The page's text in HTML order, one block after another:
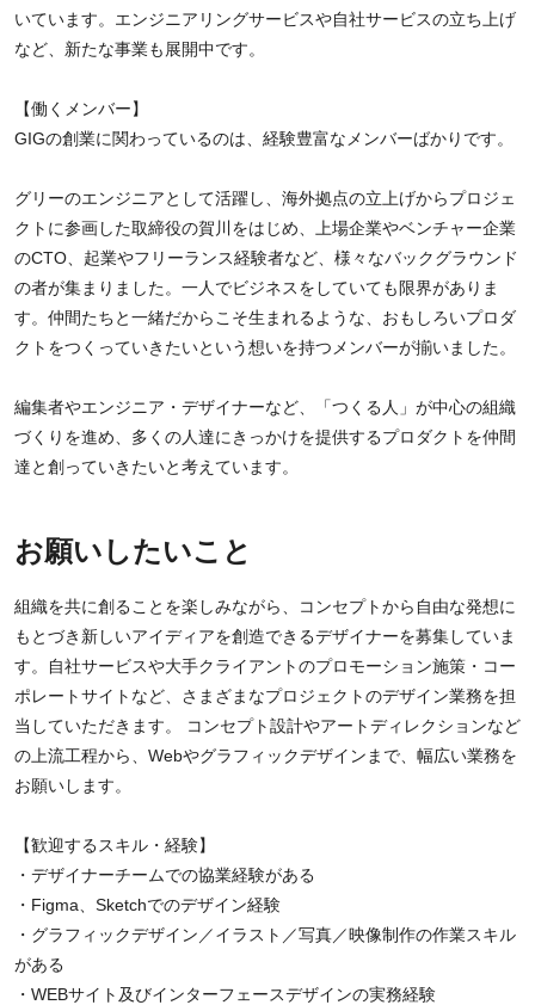
いています。エンジニアリングサービスや自社サービスの立ち上げ
など、新たな事業も展開中です。
【働くメンバー】
GIGの創業に関わっているのは、経験豊富なメンバーばかりです。
グリーのエンジニアとして活躍し、海外拠点の立上げからプロジェ
クトに参画した取締役の賀川をはじめ、上場企業やベンチャー企業
のCTO、起業やフリーランス経験者など、様々なバックグラウンド
の者が集まりました。一人でビジネスをしていても限界がありま
す。仲間たちと一緒だからこそ生まれるような、おもしろいプロダ
クトをつくっていきたいという想いを持つメンバーが揃いました。
編集者やエンジニア・デザイナーなど、「つくる人」が中心の組織
づくりを進め、多くの人達にきっかけを提供するプロダクトを仲間
達と創っていきたいと考えています。
お願いしたいこと
組織を共に創ることを楽しみながら、コンセプトから自由な発想に
もとづき新しいアイディアを創造できるデザイナーを募集していま
す。自社サービスや大手クライアントのプロモーション施策・コー
ポレートサイトなど、さまざまなプロジェクトのデザイン業務を担
当していただきます。 コンセプト設計やアートディレクションなど
の上流工程から、Webやグラフィックデザインまで、幅広い業務を
お願いします。
【歓迎するスキル・経験】
・デザイナーチームでの協業経験がある
・Figma、Sketchでのデザイン経験
・グラフィックデザイン／イラスト／写真／映像制作の作業スキル
がある
・WEBサイト及びインターフェースデザインの実務経験